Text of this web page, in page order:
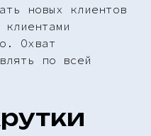
новых клиентов
Охват
по всей